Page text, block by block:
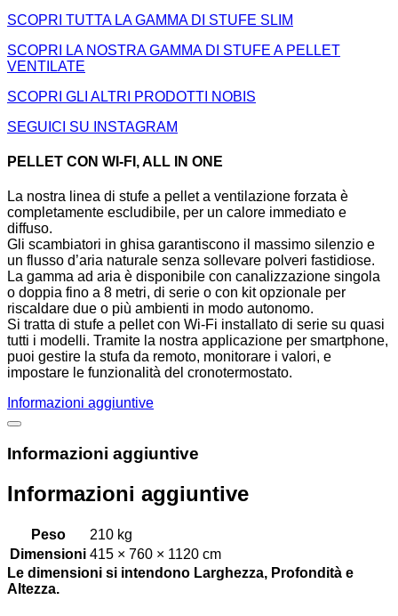
SCOPRI TUTTA LA GAMMA DI STUFE SLIM
SCOPRI LA NOSTRA GAMMA DI STUFE A PELLET
VENTILATE
SCOPRI GLI ALTRI PRODOTTI NOBIS
SEGUICI SU INSTAGRAM
PELLET CON WI-FI, ALL IN ONE
La nostra linea di stufe a pellet a ventilazione forzata è
completamente escludibile, per un calore immediato e
diffuso.
Gli scambiatori in ghisa garantiscono il massimo silenzio e
un flusso d’aria naturale senza sollevare polveri fastidiose.
La gamma ad aria è disponibile con canalizzazione singola
o doppia fino a 8 metri, di serie o con kit opzionale per
riscaldare due o più ambienti in modo autonomo.
Si tratta di stufe a pellet con Wi-Fi installato di serie su quasi
tutti i modelli. Tramite la nostra applicazione per smartphone,
puoi gestire la stufa da remoto, monitorare i valori, e
impostare le funzionalità del cronotermostato.
Informazioni aggiuntive
Informazioni aggiuntive
Informazioni aggiuntive
Peso
210 kg
Dimensioni 415 × 760 × 1120 cm
Le dimensioni si intendono Larghezza, Profondità e
Altezza.